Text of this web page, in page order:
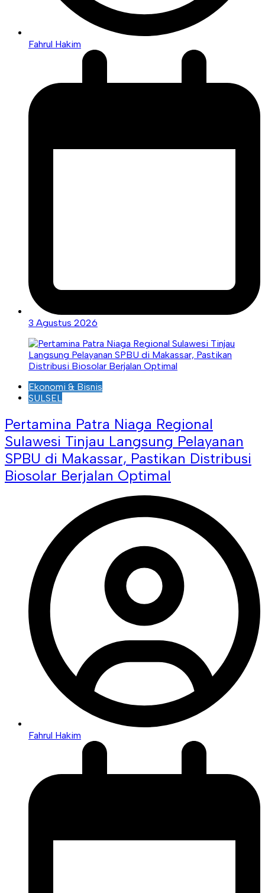
Fahrul Hakim
3 Agustus 2026
Ekonomi & Bisnis
SULSEL
Pertamina Patra Niaga Regional
Sulawesi Tinjau Langsung Pelayanan
SPBU di Makassar, Pastikan Distribusi
Biosolar Berjalan Optimal
Fahrul Hakim